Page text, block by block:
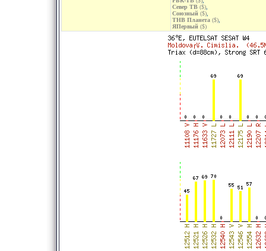
Север ТВ ($)
Союзный ($)
ТНВ Планета ($)
ЯПервый ($)